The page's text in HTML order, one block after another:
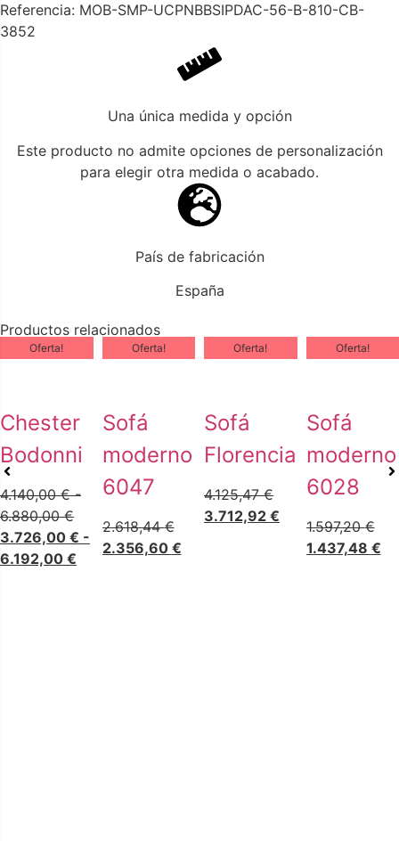
Referencia: MOB-SMP-UCPNBBSIPDAC-56-B-810-CB-
3852
Una única medida y opción
Este producto no admite opciones de personalización
para elegir otra medida o acabado.
País de fabricación
España
Productos relacionados
Oferta!
Chester
Bodonni
4.140,00€ -
6.880,00€
3.726,00 € -
6.192,00 €
Oferta!
Sofá
moderno
6047
2.618,44€
2.356,60 €
Oferta!
Sofá
Florencia
4.125,47€
3.712,92 €
Oferta!
Sofá
moderno
6028
1.597,20€
1.437,48 €